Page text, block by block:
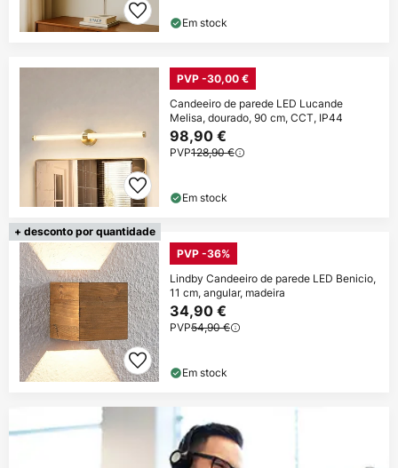
Em stock
PVP -30,00 €
Candeeiro de parede LED Lucande
Melisa, dourado, 90 cm, CCT, IP44
98,90 €
PVP128,90 €
Em stock
+ desconto por quantidade
PVP -36%
Lindby Candeeiro de parede LED Benicio,
11 cm, angular, madeira
34,90 €
PVP54,90 €
Em stock